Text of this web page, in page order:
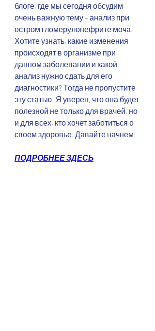
блоге, где мы сегодня обсудим
очень важную тему – анализ при
остром гломерулонефрите моча.
Хотите узнать, какие изменения
происходят в организме при
данном заболевании и какой
анализ нужно сдать для его
диагностики? Тогда не пропустите
эту статью! Я уверен, что она будет
полезной не только для врачей, но
и для всех, кто хочет заботиться о
своем здоровье. Давайте начнем!
ПОДРОБНЕЕ ЗДЕСЬ